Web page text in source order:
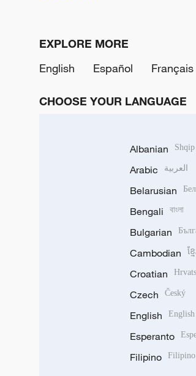
EXPLORE MORE
English
Español Français
CHOOSE YOUR LANGUAGE
Albanian Shqip
Arabic العربية
Belarusian
Bengali বাংলা
Bulgarian
Cambodian ខ្ម
Croatian
Czech Český
English English
Esperanto
Filipino Filipino